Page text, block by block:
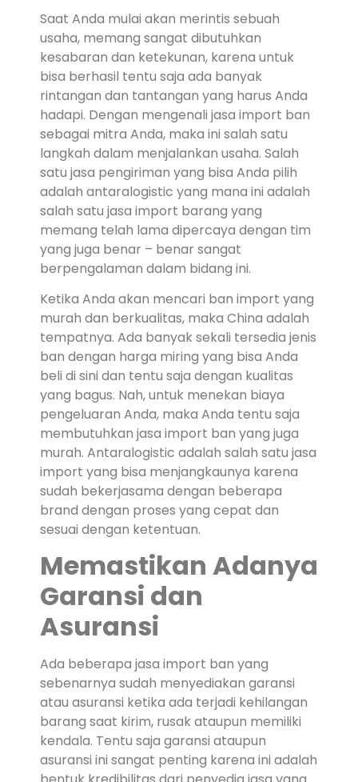
Saat Anda mulai akan merintis sebuah
usaha, memang sangat dibutuhkan
kesabaran dan ketekunan, karena untuk
bisa berhasil tentu saja ada banyak
rintangan dan tantangan yang harus Anda
hadapi. Dengan mengenali jasa import ban
sebagai mitra Anda, maka ini salah satu
langkah dalam menjalankan usaha. Salah
satu jasa pengiriman yang bisa Anda pilih
adalah antaralogistic yang mana ini adalah
salah satu jasa import barang yang
memang telah lama dipercaya dengan tim
yang juga benar – benar sangat
berpengalaman dalam bidang ini.
Ketika Anda akan mencari ban import yang
murah dan berkualitas, maka China adalah
tempatnya. Ada banyak sekali tersedia jenis
ban dengan harga miring yang bisa Anda
beli di sini dan tentu saja dengan kualitas
yang bagus. Nah, untuk menekan biaya
pengeluaran Anda, maka Anda tentu saja
membutuhkan jasa import ban yang juga
murah. Antaralogistic adalah salah satu jasa
import yang bisa menjangkaunya karena
sudah bekerjasama dengan beberapa
brand dengan proses yang cepat dan
sesuai dengan ketentuan.
Memastikan Adanya
Garansi dan
Asuransi
Ada beberapa jasa import ban yang
sebenarnya sudah menyediakan garansi
atau asuransi ketika ada terjadi kehilangan
barang saat kirim, rusak ataupun memiliki
kendala. Tentu saja garansi ataupun
asuransi ini sangat penting karena ini adalah